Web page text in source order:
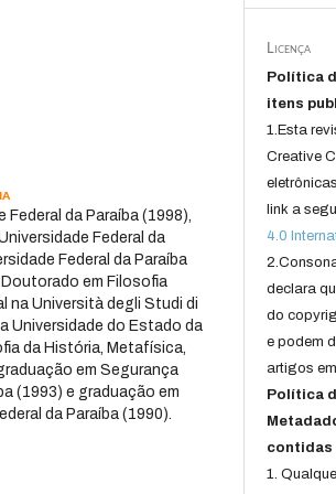
da Paraíba (1998),
Federal da
Federal da Paraíba
em Filosofia
na Università degli Studi di
Universidade do Estado da
da História, Metafísica,
em Segurança
(1993) e graduação em
da Paraíba (1990).
Licença
Política
itens
1.Esta
Creative
link a
4.0
declara
do
e podem
artigos
Política
contidas
1.